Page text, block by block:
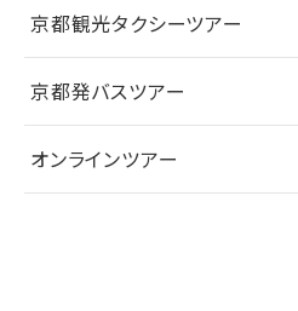
京都観光タクシーツアー
京都発バスツアー
オンラインツアー